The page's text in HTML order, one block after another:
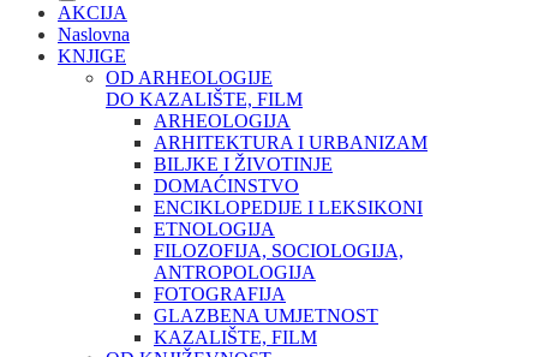
AKCIJA
Naslovna
KNJIGE
OD ARHEOLOGIJE
DO KAZALIŠTE, FILM
ARHEOLOGIJA
ARHITEKTURA I URBANIZAM
BILJKE I ŽIVOTINJE
DOMAĆINSTVO
ENCIKLOPEDIJE I LEKSIKONI
ETNOLOGIJA
FILOZOFIJA, SOCIOLOGIJA,
ANTROPOLOGIJA
FOTOGRAFIJA
GLAZBENA UMJETNOST
KAZALIŠTE, FILM